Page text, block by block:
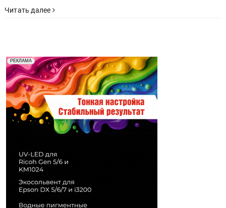
Читать далее
РЕКЛАМА
Реклама. Рекламодатель ООО "Передовые Системы
Печати" erid: 2SDnjd2d4Qz